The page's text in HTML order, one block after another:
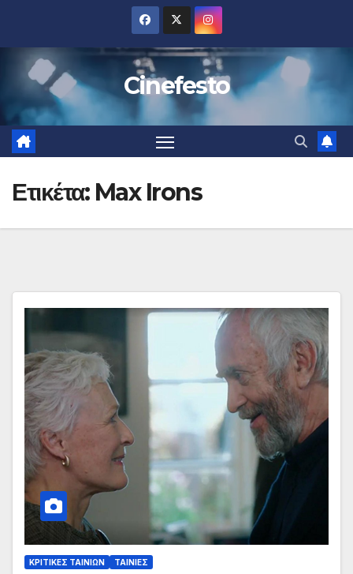
περιεχόμενο
Cinefesto
Ετικέτα: Max Irons
ΚΡΙΤΙΚΕΣ ΤΑΙΝΙΩΝ ΤΑΙΝΙΕΣ